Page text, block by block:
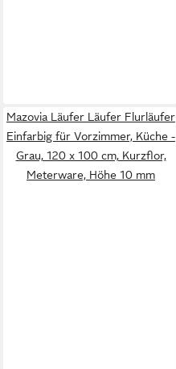
Mazovia Läufer Läufer Flurläufer
Einfarbig für Vorzimmer, Küche -
Grau, 120 x 100 cm, Kurzflor,
Meterware, Höhe 10 mm